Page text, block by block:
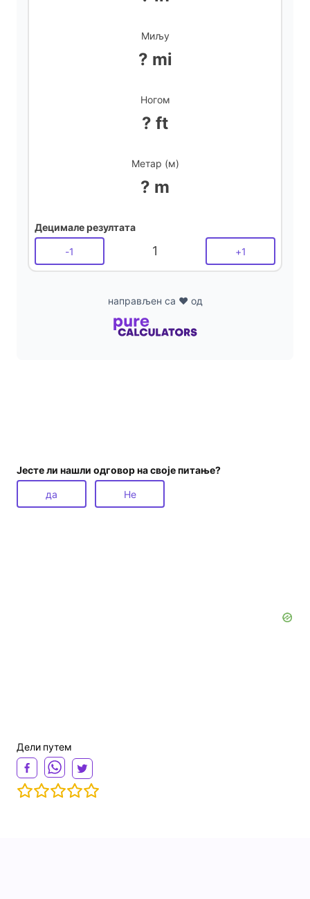
Миљу
? mi
Ногом
? ft
Метар (м)
? m
Децимале резултата
-1 1 +1
направљен са ❤ од
Јесте ли нашли одговор на своје питање?
да Не
Дели путем